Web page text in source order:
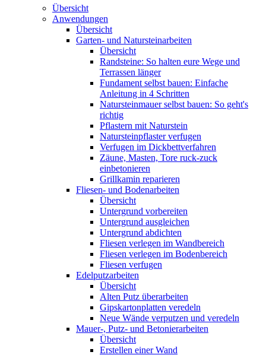
Übersicht
Anwendungen
Übersicht
Garten- und Natursteinarbeiten
Übersicht
Randsteine: So halten eure Wege und
Terrassen länger
Fundament selbst bauen: Einfache
Anleitung in 4 Schritten
Natursteinmauer selbst bauen: So geht's
richtig
Pflastern mit Naturstein
Natursteinpflaster verfugen
Verfugen im Dickbettverfahren
Zäune, Masten, Tore ruck-zuck
einbetonieren
Grillkamin reparieren
Fliesen- und Bodenarbeiten
Übersicht
Untergrund vorbereiten
Untergrund ausgleichen
Untergrund abdichten
Fliesen verlegen im Wandbereich
Fliesen verlegen im Bodenbereich
Fliesen verfugen
Edelputzarbeiten
Übersicht
Alten Putz überarbeiten
Gipskartonplatten veredeln
Neue Wände verputzen und veredeln
Mauer-, Putz- und Betonierarbeiten
Übersicht
Erstellen einer Wand